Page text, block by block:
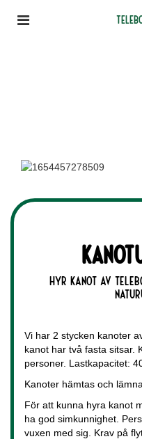
Hyr kanot av
Vi har 2 stycken kanoter
kanot har två fasta sitsar.
personer. Lastkapacitet:
Kanoter hämtas och
För att kunna hyra kanot
ha god simkunnighet.
vuxen med sig. Krav på